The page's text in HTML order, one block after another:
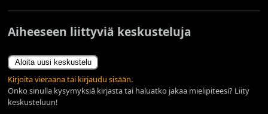
Aiheeseen liittyviä keskusteluja
Aloita uusi keskustelu
Kirjoita vieraana tai kirjaudu sisään.
Onko sinulla kysymyksiä kirjasta tai haluatko jakaa mielipiteesi? Liity
keskusteluun!